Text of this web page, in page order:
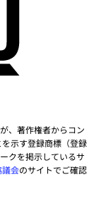
、著作権者からコン
示す登録商標（登録
クを掲示しているサ
議会のサイトでご確認